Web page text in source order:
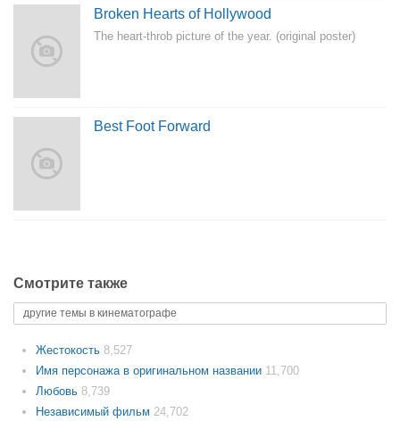
Broken Hearts of Hollywood
The heart-throb picture of the year. (original poster)
Best Foot Forward
Смотрите также
другие темы в кинематографе
Жестокость 8,527
Имя персонажа в оригинальном названии 11,700
Любовь 8,739
Независимый фильм 24,702